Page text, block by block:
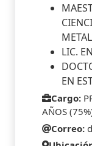
LIC.
EN
Cargo:
AÑOS
Correo: